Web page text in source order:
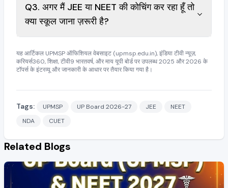
Q3. अगर मैं JEE या NEET की कोचिंग कर रहा हूँ तो
क्या स्कूल जाना ज़रूरी है?
यह आर्टिकल UPMSP ऑफिशियल वेबसाइट (upmsp.edu.in), इंडिया टीवी न्यूज़,
करियर्स360, शिक्षा, टीवी9 भारतवर्ष, और माय यूपी बोर्ड पर उपलब्ध 2025 और 2026 के
टॉपर्स के इंटरव्यू और जानकारी के आधार पर तैयार किया गया है।
Tags: UPMSP UP Board 2026-27 JEE
NEET
NDA
CUET
Related Blogs